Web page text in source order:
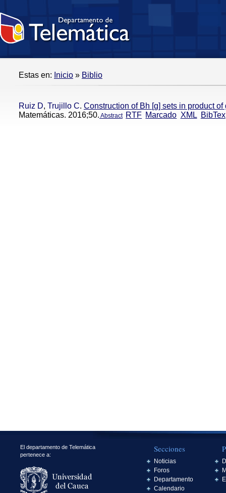
Estas en: Inicio » Biblio
Ruiz D, Trujillo C. Construction of Bh [g] sets in product of
Matemáticas. 2016;50. Abstract RTF Marcado XML BibTex
El departamento de Telemática
pertenece a:
Secciones
Noticias
Foros
Departamento
Calendario